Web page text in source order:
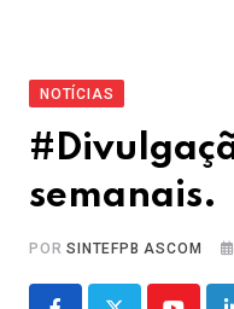
NOTÍCIAS
semanais.
PORSINTEFPB ASCOM